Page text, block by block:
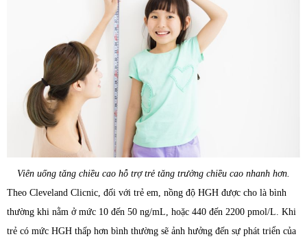
Viên uống tăng chiều cao hỗ trợ trẻ tăng trưởng chiều cao nhanh hơn.
Theo Cleveland Clicnic, đối với trẻ em, nồng độ HGH được cho là bình
thường khi nằm ở mức 10 đến 50 ng/mL, hoặc 440 đến 2200 pmol/L. Khi
trẻ có mức HGH thấp hơn bình thường sẽ ảnh hưởng đến sự phát triển của